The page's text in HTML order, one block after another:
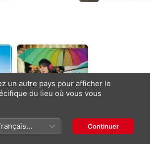
Rendez-Vous Sous La
Pluie
un autre pays pour afficher le
du lieu où vous vous
Continuer